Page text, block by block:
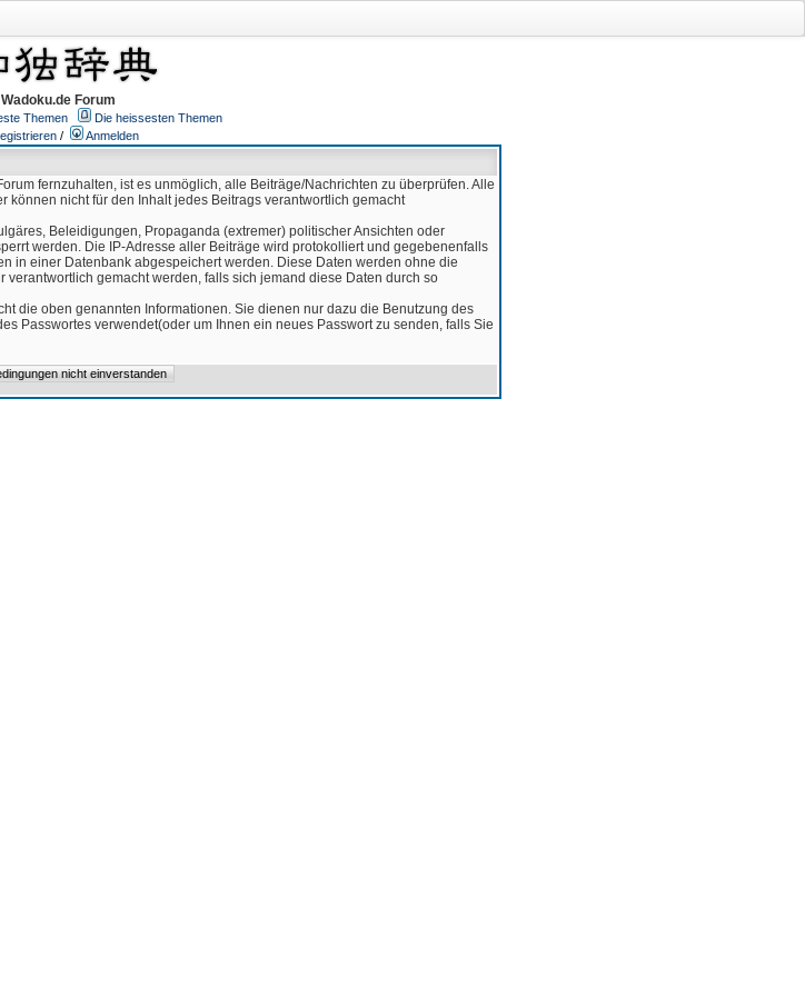
Wadoku.de Forum
Themen
Die heissesten Themen
/ Anmelden
fernzuhalten, ist es unmöglich, alle Beiträge/Nachrichten zu überprüfen. Alle
können nicht für den Inhalt jedes Beitrags verantwortlich gemacht
Beleidigungen, Propaganda (extremer) politischer Ansichten oder
werden. Die IP-Adresse aller Beiträge wird protokolliert und gegebenenfalls
in einer Datenbank abgespeichert werden. Diese Daten werden ohne die
gemacht werden, falls sich jemand diese Daten durch so
die oben genannten Informationen. Sie dienen nur dazu die Benutzung des
Passwortes verwendet(oder um Ihnen ein neues Passwort zu senden, falls Sie